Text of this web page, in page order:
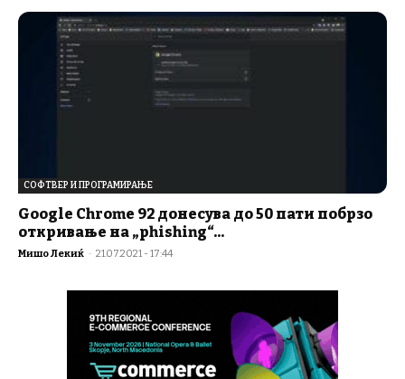
СОФТВЕР И ПРОГРАМИРАЊЕ
Google Chrome 92 донесува до 50 пати побрзо
откривање на „phishing“...
Мишо Лекиќ - 21.07.2021 - 17:44